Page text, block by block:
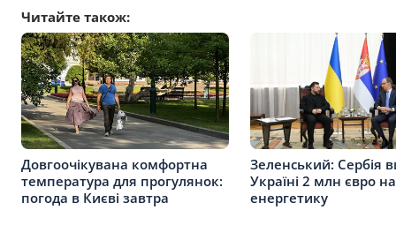
Читайте також:
Довгоочікувана комфортна
температура для прогулянок:
погода в Києві завтра
Зеленський: Сербія
Україні 2 млн євро на
енергетику